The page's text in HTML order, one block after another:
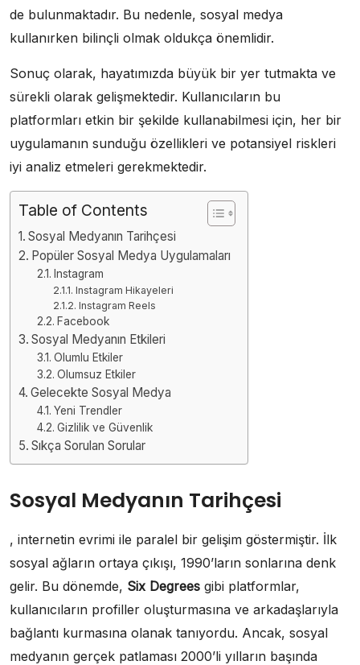
de bulunmaktadır. Bu nedenle, sosyal medya
kullanırken bilinçli olmak oldukça önemlidir.
Sonuç olarak, hayatımızda büyük bir yer tutmakta ve
sürekli olarak gelişmektedir. Kullanıcıların bu
platformları etkin bir şekilde kullanabilmesi için, her bir
uygulamanın sunduğu özellikleri ve potansiyel riskleri
iyi analiz etmeleri gerekmektedir.
Table of Contents
Sosyal Medyanın Tarihçesi
Popüler Sosyal Medya Uygulamaları
Instagram
Instagram Hikayeleri
Instagram Reels
Facebook
Sosyal Medyanın Etkileri
Olumlu Etkiler
Olumsuz Etkiler
Gelecekte Sosyal Medya
Yeni Trendler
Gizlilik ve Güvenlik
Sıkça Sorulan Sorular
Sosyal Medyanın Tarihçesi
, internetin evrimi ile paralel bir gelişim göstermiştir. İlk
sosyal ağların ortaya çıkışı, 1990’ların sonlarına denk
gelir. Bu dönemde, Six Degrees gibi platformlar,
kullanıcıların profiller oluşturmasına ve arkadaşlarıyla
bağlantı kurmasına olanak tanıyordu. Ancak, sosyal
medyanın gerçek patlaması 2000’li yılların başında